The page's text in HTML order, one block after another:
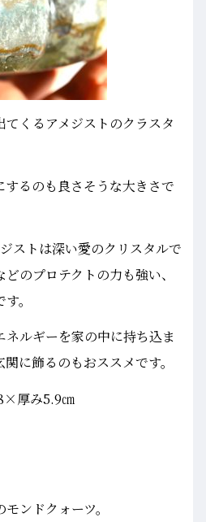
くるアメジストのクラスタ
するのも良さそうな大きさで
ストは深い愛のクリスタルで
のプロテクトの力も強い、
。
ルギーを家の中に持ち込ま
に飾るのもおススメです。
厚み5.9㎝
ンドクォーツ。